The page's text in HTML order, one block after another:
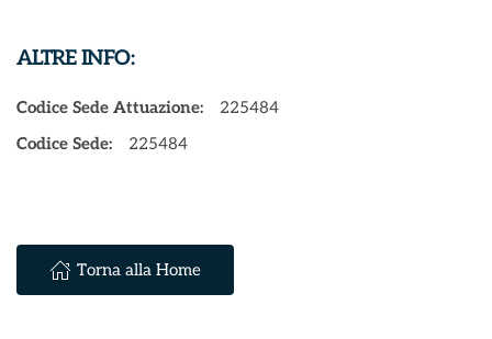
ALTRE INFO:
Codice Sede Attuazione:
225484
Codice Sede:
225484
Torna alla Home